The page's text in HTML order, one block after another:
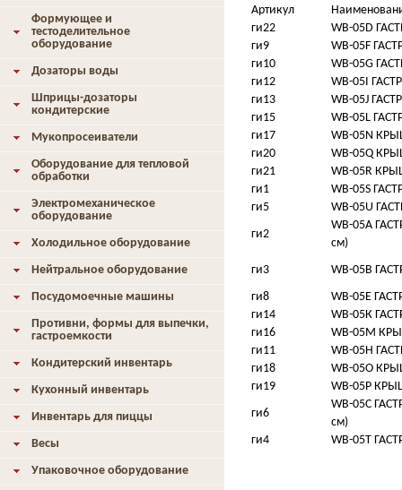
Артикул
ги22
WB-05D
ги9
WB-05F
ги10
WB-05G
ги12
WB-05I
ги13
WB-05J
ги15
WB-05L
ги17
WB-05N
ги20
WB-05Q
ги21
WB-05R
ги1
WB-05S
ги5
WB-05U
ги2
WB-05А
см)
ги3
WB-05В
ги8
WB-05Е
ги14
WB-05К
ги16
WB-05М
ги11
WB-05Н
ги18
WB-05О
ги19
WB-05Р
ги6
WB-05С
см)
ги4
WB-05Т
Формующее и
тестоделительное
оборудование
Дозаторы воды
Шприцы-дозаторы
кондитерские
Мукопросеиватели
Оборудование для тепловой
обработки
Электромеханическое
оборудование
Холодильное оборудование
Нейтральное оборудование
Посудомоечные машины
Противни, формы для выпечки,
гастроемкости
Кондитерский инвентарь
Кухонный инвентарь
Инвентарь для пиццы
Весы
Упаковочное оборудование